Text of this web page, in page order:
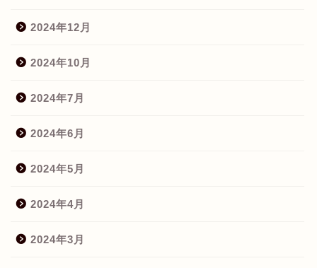
2024年12月
2024年10月
2024年7月
2024年6月
2024年5月
2024年4月
2024年3月